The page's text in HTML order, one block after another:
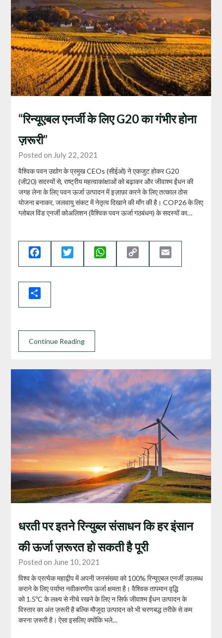
“रिन्यूएबल एनर्जी के लिए G20 का गंभीर होना
ज़रूरी”
Posted on July 22, 2021
वैश्विक पवन उद्योग के प्रमुख CEOs (सीईओ) ने एकजुट होकर G20
(जी20) सदस्यों से, राष्ट्रीय महत्वाकांक्षाओं को बढ़ाकर और जीवाश्म ईंधन की
जगह लेना के लिए पवन ऊर्जा उत्पादन में इज़ाफ़ा करने के लिए तत्काल ठोस
योजना बनाकर, जलवायु संकट में नेतृत्व दिखाने की माँग की है। COP26 के लिए
ग्लोबल विंड एनर्जी कोअलिशन (वैश्विक पवन ऊर्जा गठबंधन) के सदस्यों का…
Facebook Twitter WhatsApp
Link
Continue Reading
धरती पर इतने रिन्युब्ल संसाधन कि हर इंसान
की ऊर्जा ज़रूरत हो सकती है पूरी
Posted on June 10, 2021
विश्व के प्रत्येक महाद्वीप में अपनी जनसंख्या को 100% रिन्यूएबल एनर्जी उपलब्ध
कराने के लिए पर्याप्त नवीकरणीय ऊर्जा क्षमता है। वैश्विक तापमान वृद्धि
को 1.5ºC के लक्ष्य से नीचे रखने के लिए न सिर्फ जीवाश्म ईंधन उत्पादन के
विस्तार का अंत ज़रूरी है बल्कि मौजूदा उत्पादन को भी चरणबद्ध तरीके से कम
करना ज़रूरी है। ऐसा इसलिए क्योंकि भले…